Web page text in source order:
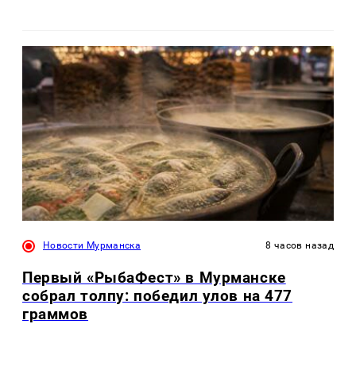
Новости Мурманска 8 часов назад
Первый «РыбаФест» в Мурманске
собрал толпу: победил улов на 477
граммов